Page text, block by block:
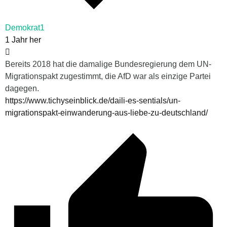
Demokrat1
1 Jahr her
Bereits 2018 hat die damalige Bundesregierung dem UN-
Migrationspakt zugestimmt, die AfD war als einzige Partei
dagegen.
https://www.tichyseinblick.de/daili-es-sentials/un-
migrationspakt-einwanderung-aus-liebe-zu-deutschland/